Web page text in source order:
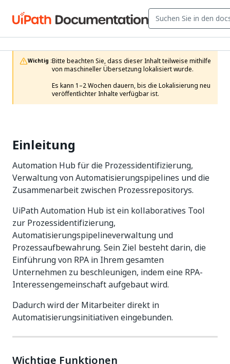
Wichtig :Bitte beachten Sie, dass dieser Inhalt teilweise mithilfe
von maschineller Übersetzung lokalisiert wurde.
Es kann 1–2 Wochen dauern, bis die Lokalisierung neu
veröffentlichter Inhalte verfügbar ist.
Einleitung
Automation Hub für die Prozessidentifizierung,
Verwaltung von Automatisierungspipelines und die
Zusammenarbeit zwischen Prozessrepositorys.
UiPath Automation Hub ist ein kollaboratives Tool
zur Prozessidentifizierung,
Automatisierungspipelineverwaltung und
Prozessaufbewahrung. Sein Ziel besteht darin, die
Einführung von RPA in Ihrem gesamten
Unternehmen zu beschleunigen, indem eine RPA-
Interessengemeinschaft aufgebaut wird.
Dadurch wird der Mitarbeiter direkt in
Automatisierungsinitiativen eingebunden.
Wichtige Funktionen